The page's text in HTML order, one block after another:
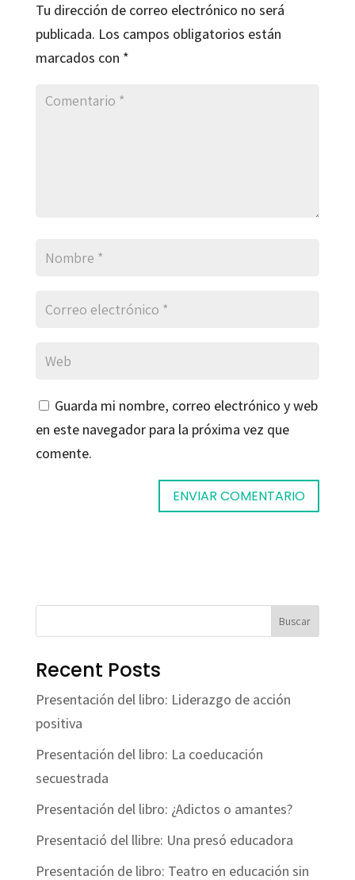
Tu dirección de correo electrónico no será
publicada. Los campos obligatorios están
marcados con *
Guarda mi nombre, correo electrónico y web
en este navegador para la próxima vez que
comente.
Buscar
Recent Posts
Presentación del libro: Liderazgo de acción
positiva
Presentación del libro: La coeducación
secuestrada
Presentación del libro: ¿Adictos o amantes?
Presentació del llibre: Una presó educadora
Presentación de libro: Teatro en educación sin